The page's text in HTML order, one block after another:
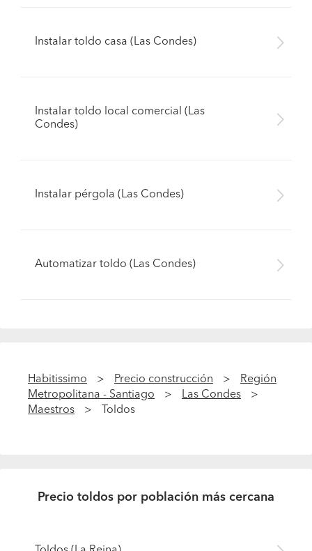
Instalar toldo casa (Las Condes)
Instalar toldo local comercial (Las
Condes)
Instalar pérgola (Las Condes)
Automatizar toldo (Las Condes)
Habitissimo Precio construcción
Región
Metropolitana - Santiago
Las Condes
Maestros
Toldos
Precio toldos por población más cercana